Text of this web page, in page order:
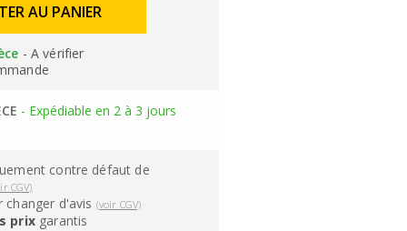
AU PANIER
- A vérifier
- Expédiable en 2 à 3 jours
contre défaut de
CGV)
changer d'avis (voir CGV)
prix garantis